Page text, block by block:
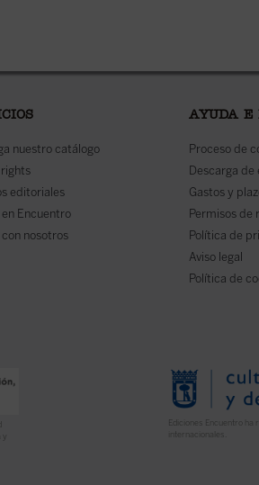
nuestro catálogo
rights
editoriales
Encuentro
nosotros
AYUDA E
Proceso de
Descarga de
Gastos y
Permisos de
Política de
Aviso legal
Política de
Ediciones Encuentro